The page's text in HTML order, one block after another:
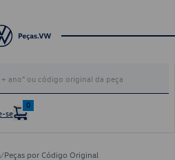
se
0
/Peças por Código Original